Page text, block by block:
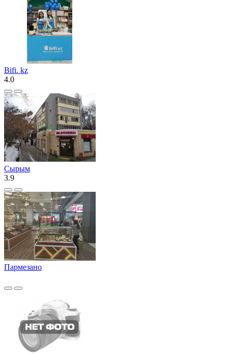
Bifi. kz
4.0
Сырым
3.9
Пармезано